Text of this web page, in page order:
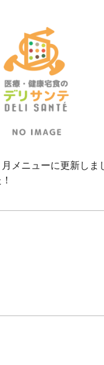
月メニューに更新しま